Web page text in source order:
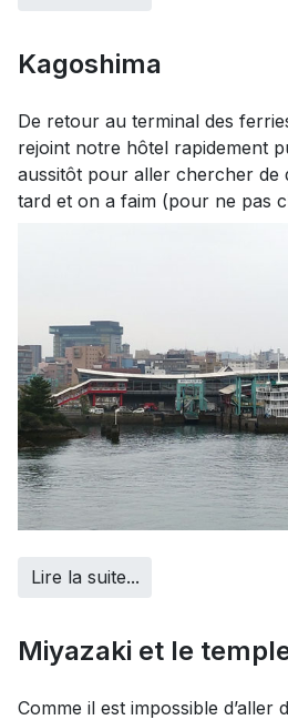
Kagoshima
De retour au terminal des
rejoint notre hôtel rapidement
aussitôt pour aller chercher de
tard et on a faim (pour ne pas
Lire la suite...
Miyazaki et le
Comme il est impossible d’aller